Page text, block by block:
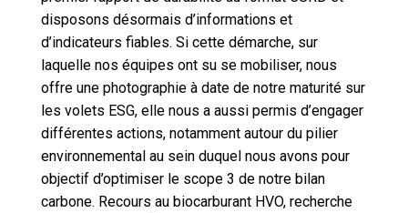
disposons désormais d’informations et
d’indicateurs fiables. Si cette démarche, sur
laquelle nos équipes ont su se mobiliser, nous
offre une photographie à date de notre maturité sur
les volets ESG, elle nous a aussi permis d’engager
différentes actions, notamment autour du pilier
environnemental au sein duquel nous avons pour
objectif d’optimiser le scope 3 de notre bilan
carbone. Recours au biocarburant HVO, recherche